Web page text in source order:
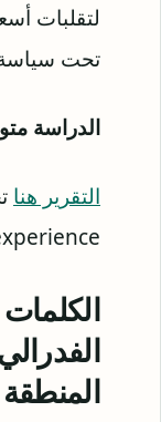
لتقلبات
تحت
الدراسة
التقرير هنا
الكلمات
المنطقة